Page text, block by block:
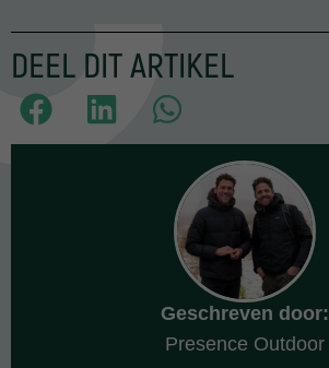
DEEL DIT ARTIKEL
Geschreven door:
Presence Outdoor